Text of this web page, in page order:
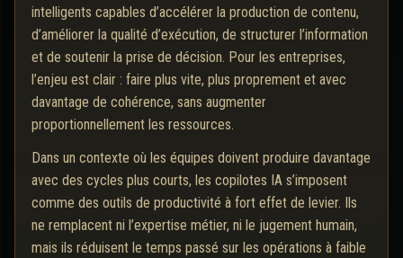
intelligents capables d’accélérer la production de contenu,
d’améliorer la qualité d’exécution, de structurer l’information
et de soutenir la prise de décision. Pour les entreprises,
l’enjeu est clair : faire plus vite, plus proprement et avec
davantage de cohérence, sans augmenter
proportionnellement les ressources.
Dans un contexte où les équipes doivent produire davantage
avec des cycles plus courts, les copilotes IA s’imposent
comme des outils de productivité à fort effet de levier. Ils
ne remplacent ni l’expertise métier, ni le jugement humain,
mais ils réduisent le temps passé sur les opérations à faible